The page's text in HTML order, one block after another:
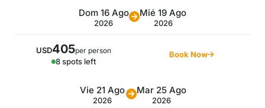
Dom 16 Ago
2026
Mié 19 Ago
2026
USD405per person
8 spots left
Book Now
Vie 21 Ago
2026
Mar 25 Ago
2026